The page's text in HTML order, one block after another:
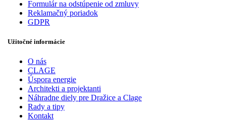
Formulár na odstúpenie od zmluvy
Reklamačný poriadok
GDPR
Užitočné informácie
O nás
CLAGE
Úspora energie
Architekti a projektanti
Náhradne diely pre Dražice a Clage
Rady a tipy
Kontakt